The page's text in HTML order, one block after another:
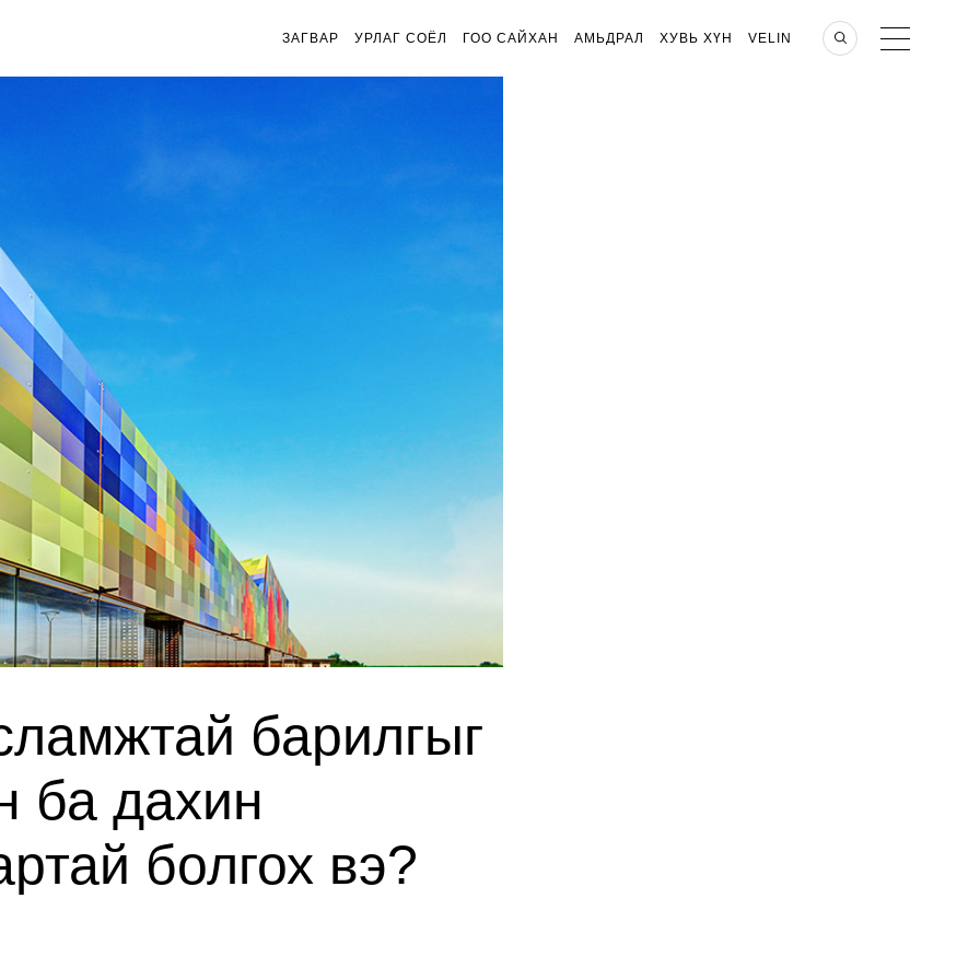
ЗАГВАР УРЛАГ СОЁЛ ГОО САЙХАН АМЬДРАЛ ХУВЬ ХҮН VELIN
барилгыг
ба дахин
болгох вэ?